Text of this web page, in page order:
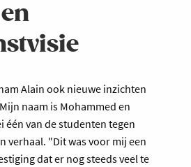
Alain ook nieuwe inzichten
naam is Mohammed en
één van de studenten tegen
verhaal. "Dit was voor mij een
dat er nog steeds veel te